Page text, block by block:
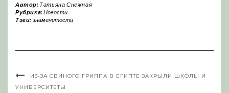
Автор: Татьяна Снежная
Рубрика:Новости
Тэги: знаменитости
ИЗ-ЗА СВИНОГО ГРИППА В ЕГИПТЕ ЗАКРЫЛИ ШКОЛЫ И
УНИВЕРСИТЕТЫ